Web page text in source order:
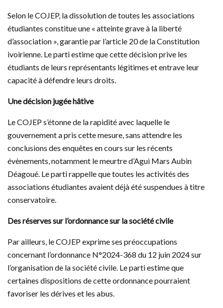
Selon le COJEP, la dissolution de toutes les associations
étudiantes constitue une « atteinte grave à la liberté
d’association », garantie par l’article 20 de la Constitution
ivoirienne. Le parti estime que cette décision prive les
étudiants de leurs représentants légitimes et entrave leur
capacité à défendre leurs droits.
Une décision jugée hâtive
Le COJEP s’étonne de la rapidité avec laquelle le
gouvernement a pris cette mesure, sans attendre les
conclusions des enquêtes en cours sur les récents
évènements, notamment le meurtre d’Agui Mars Aubin
Déagoué. Le parti rappelle que toutes les activités des
associations étudiantes avaient déjà été suspendues à titre
conservatoire.
Des réserves sur l’ordonnance sur la société civile
Par ailleurs, le COJEP exprime ses préoccupations
concernant l’ordonnance N°2024-368 du 12 juin 2024 sur
l’organisation de la société civile. Le parti estime que
certaines dispositions de cette ordonnance pourraient
favoriser les dérives et les abus.